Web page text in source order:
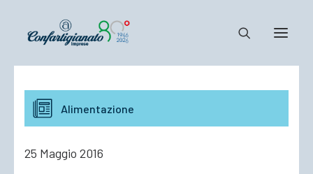
Notizie e Documenti
Confartigianato
Alimentazione
25 Maggio 2016